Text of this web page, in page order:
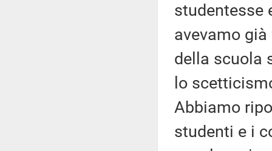
studentesse
avevamo
della scuola
lo
Abbiamo
studenti e i